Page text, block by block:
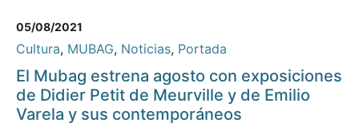
05/08/2021
Cultura, MUBAG, Noticias, Portada
El Mubag estrena agosto con exposiciones
de Didier Petit de Meurville y de Emilio
Varela y sus contemporáneos